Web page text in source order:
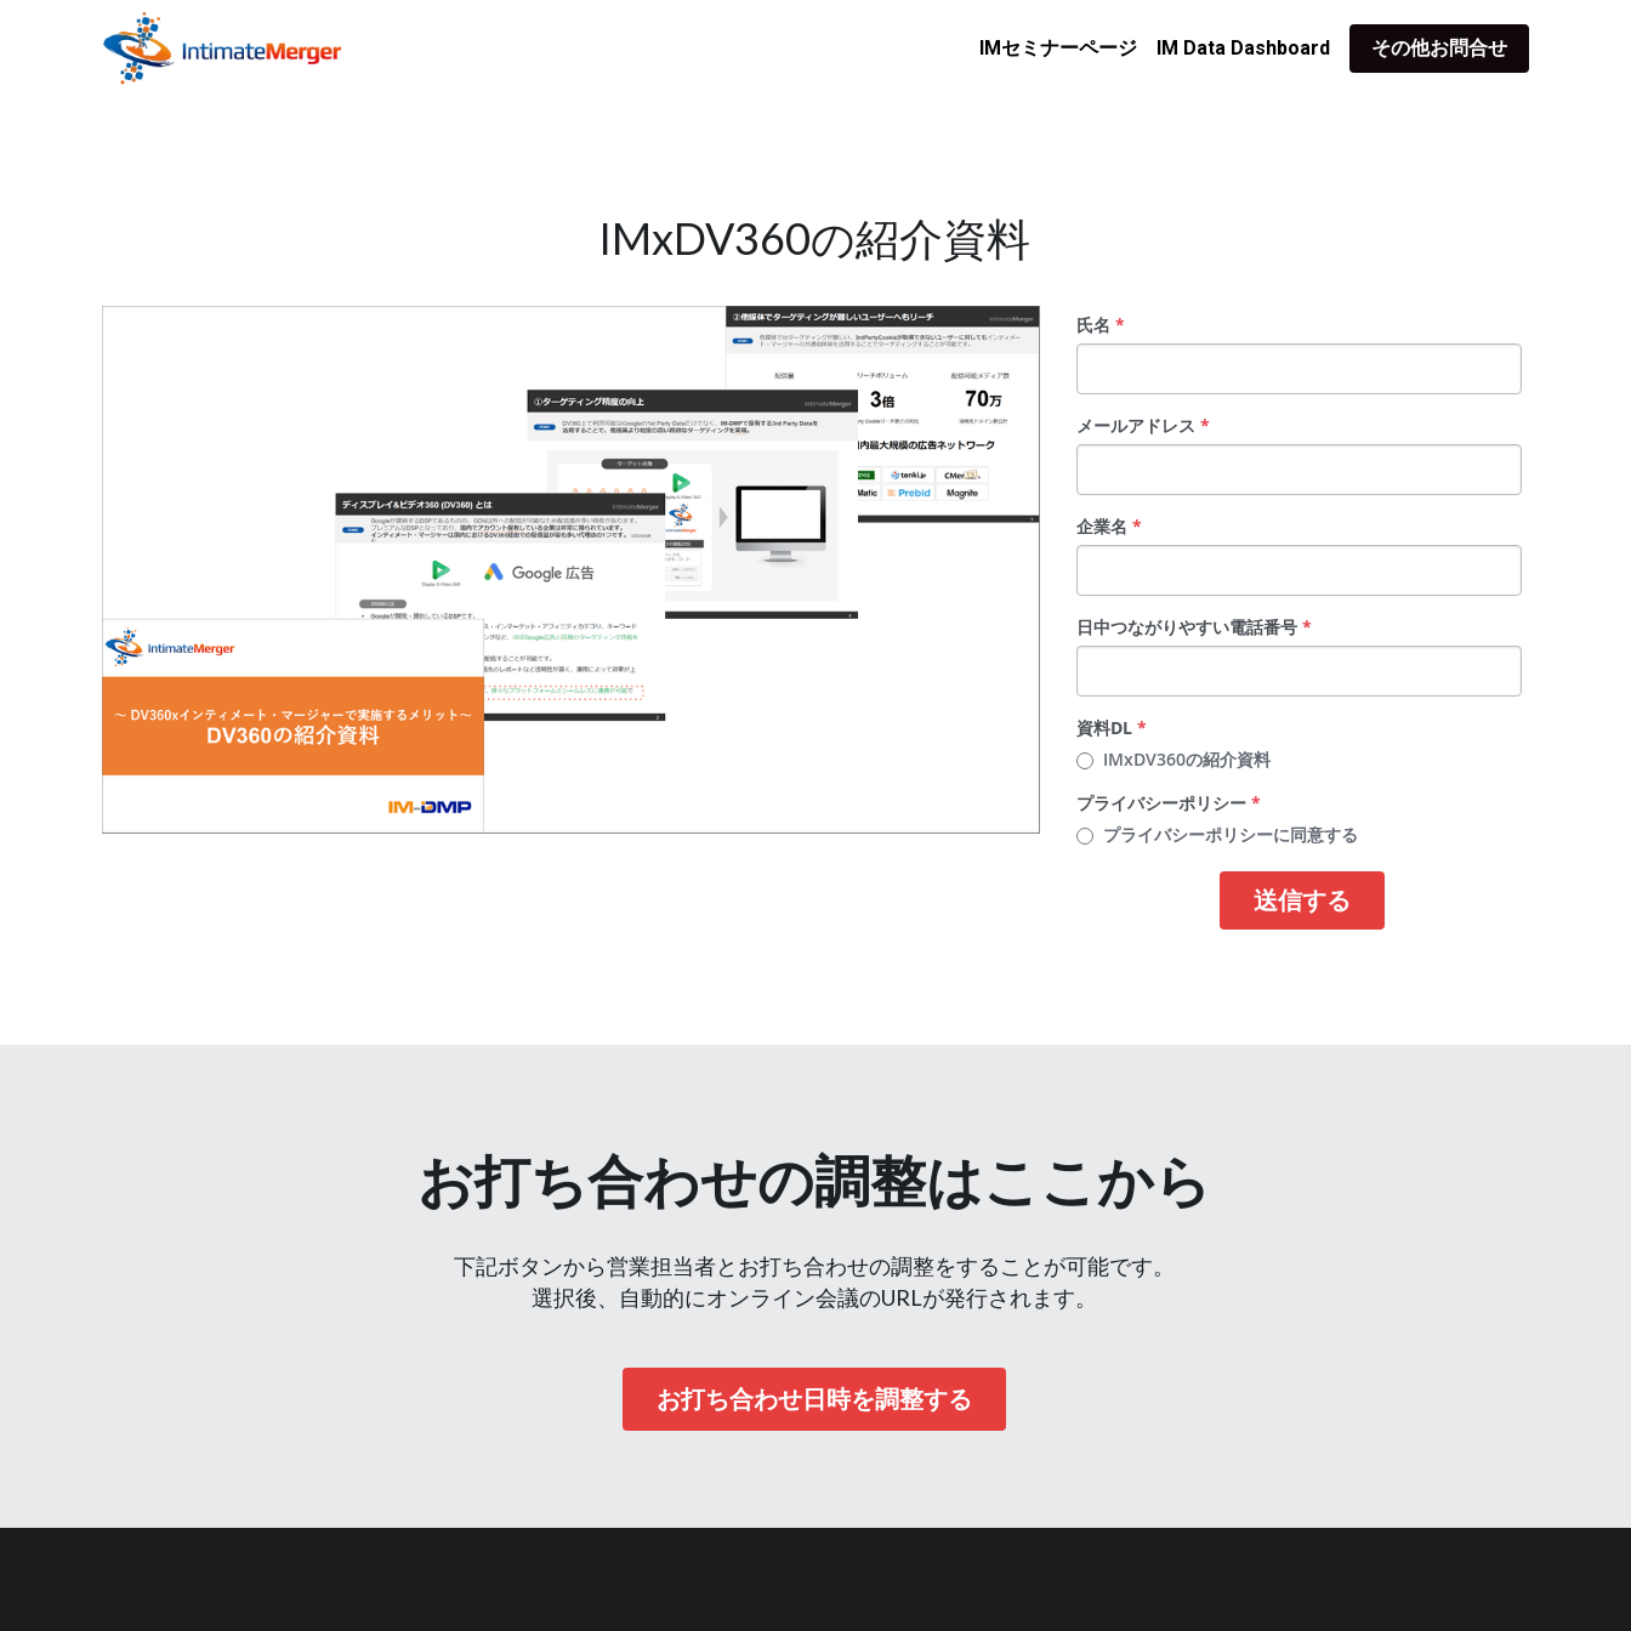
IMセミナーページ IM Data Dashboard その他お問合せ
IMxDV360の紹介資料
氏名 *
メールアドレス *
企業名 *
日中つながりやすい電話番号 *
資料DL *
IMxDV360の紹介資料
プライバシーポリシー *
プライバシーポリシーに同意する
送信する
お打ち合わせの調整はここから
下記ボタンから営業担当者とお打ち合わせの調整をすることが可能です。
選択後、自動的にオンライン会議のURLが発行されます。
お打ち合わせ日時を調整する